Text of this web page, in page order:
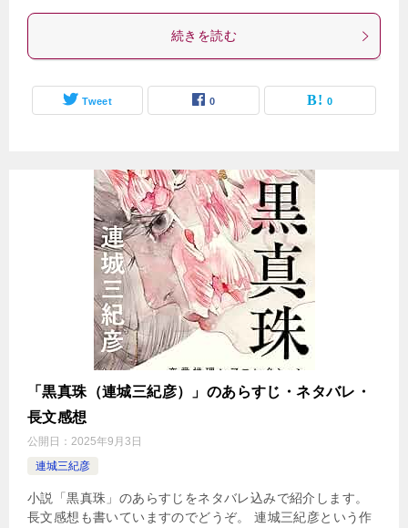
続きを読む
Tweet 0 0
「黒真珠（連城三紀彦）」のあらすじ・ネタバレ・
長文感想
公開日： 2025年9月3日
連城三紀彦
小説「黒真珠」のあらすじをネタバレ込みで紹介します。
長文感想も書いていますのでどうぞ。 連城三紀彦という作